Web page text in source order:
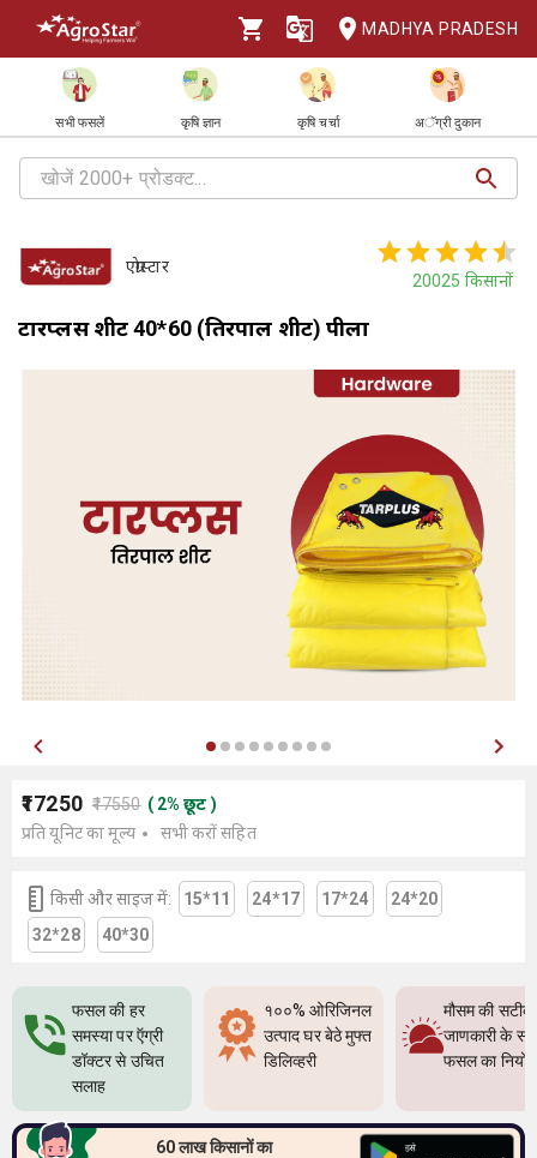
MADHYA PRADESH
सभी फसलें कृषि ज्ञान कृषि चर्चा अॅग्री दुकान
एग्रोस्टार
20025 किसानों
टारप्लस शीट 40*60 (तिरपाल शीट) पीला
₹17250 ₹17550 ( 2% छूट )
प्रति यूनिट का मूल्य
सभी करों सहित
किसी और साइज में: 15*11 24*17 17*24
24*20
32*28
40*30
फसल की हर
समस्या पर ऍग्री
डॉक्टर से उचित
सलाह
१००% ओरिजिनल
उत्पाद घर बेठे मुफ्त
डिलिव्हरी
मौसम की सटीक
जाणकारी के
फसल का
60 लाख किसानों का